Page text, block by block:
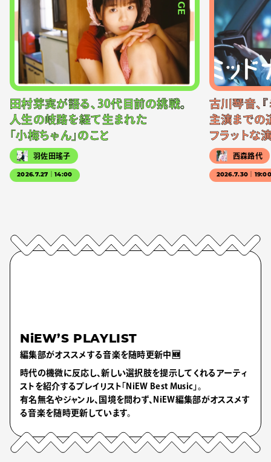
田村芽実が語る、30代目前の挑戦。
人生の岐路を経て生まれた
「小梅ちゃん」のこと
羽佐田瑤子
2026.7.27｜14:00
古川琴音、
主演までの
フラットな
西森路代
2026.7.30｜
NiEW’S PLAYLIST
編集部がオススメする音楽を随時更新中🆕
時代の機微に反応し、新しい選択肢を提示してくれるアーティ
ストを紹介するプレイリスト「NiEW Best Music」。
有名無名やジャンル、国境を問わず、NiEW編集部がオススメす
る音楽を随時更新しています。